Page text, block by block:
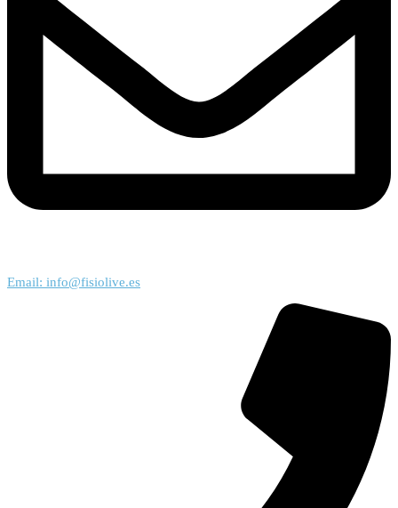
Email: info@fisiolive.es